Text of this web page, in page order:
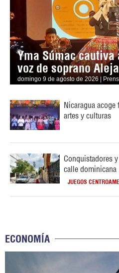
Yma Súmac
voz de soprano
domingo 9 de agosto de 2026 |
Nicaragua
artes y culturas
Conquistadores
calle dominicana
JUEGOS
ECONOMÍA